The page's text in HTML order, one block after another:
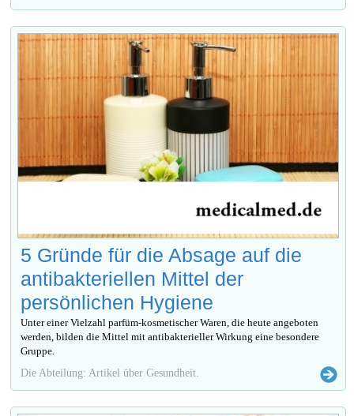
5 Gründe für die Absage auf die
antibakteriellen Mittel der
persönlichen Hygiene
Unter einer Vielzahl parfüm-kosmetischer Waren, die heute angeboten
werden, bilden die Mittel mit antibakterieller Wirkung eine besondere
Gruppe.
Die Abteilung: Artikel über Gesundheit.